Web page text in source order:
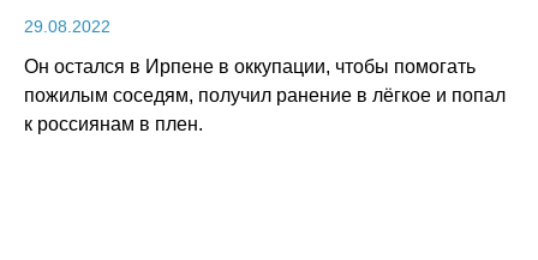
29.08.2022
Он остался в Ирпене в оккупации, чтобы помогать
пожилым соседям, получил ранение в лёгкое и попал
к россиянам в плен.